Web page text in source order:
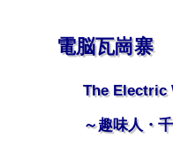
電脳瓦崗寨
The Electric
～趣味人・